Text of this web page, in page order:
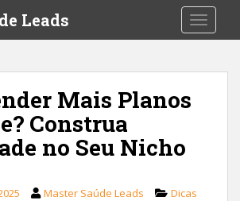
Leads
Mais Planos
Construa
no Seu Nicho
Master Saúde Leads Dicas